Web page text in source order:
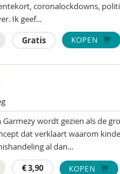
coronalockdowns,
Ik geef...
Gratis KOPEN
wordt gezien als de
dat verklaart waarom
al dan...
€3,90 KOPEN